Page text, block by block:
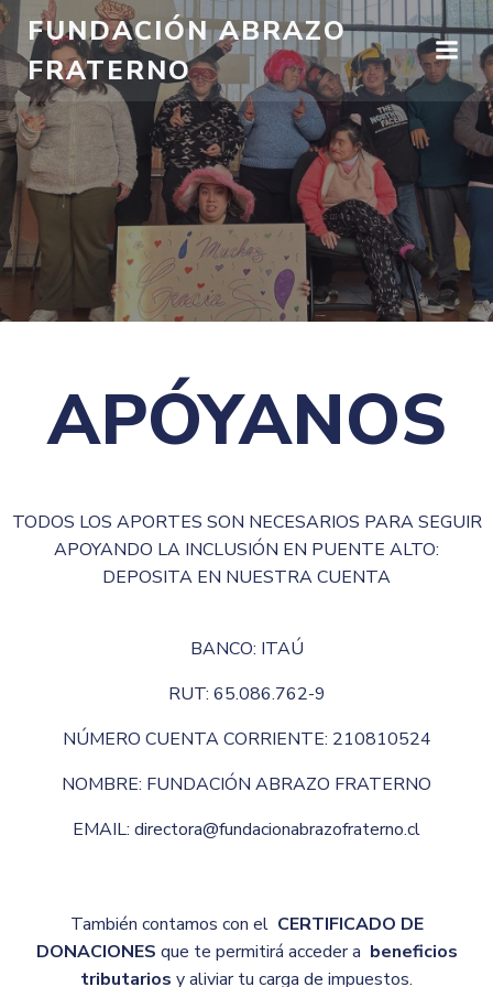
FUNDACIÓN ABRAZO
FRATERNO
APÓYANOS
TODOS LOS APORTES SON NECESARIOS PARA SEGUIR
APOYANDO LA INCLUSIÓN EN PUENTE ALTO:
DEPOSITA EN NUESTRA CUENTA
BANCO: ITAÚ
RUT: 65.086.762-9
NÚMERO CUENTA CORRIENTE: 210810524
NOMBRE: FUNDACIÓN ABRAZO FRATERNO
EMAIL: directora@fundacionabrazofraterno.cl
También contamos con el CERTIFICADO DE
DONACIONES que te permitirá acceder a beneficios
tributarios y aliviar tu carga de impuestos.